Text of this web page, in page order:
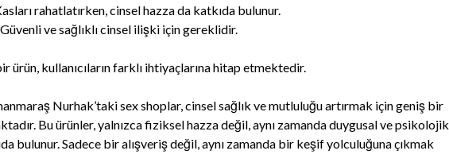
rahatlatırken, cinsel hazza da katkıda bulunur.
Güvenli ve sağlıklı cinsel ilişki için gereklidir.
ürün, kullanıcıların farklı ihtiyaçlarına hitap etmektedir.
Nurhak’taki sex shoplar, cinsel sağlık ve mutluluğu artırmak için geniş bir
Bu ürünler, yalnızca fiziksel hazza değil, aynı zamanda duygusal ve psikolojik
bulunur. Sadece bir alışveriş değil, aynı zamanda bir keşif yolculuğuna çıkmak